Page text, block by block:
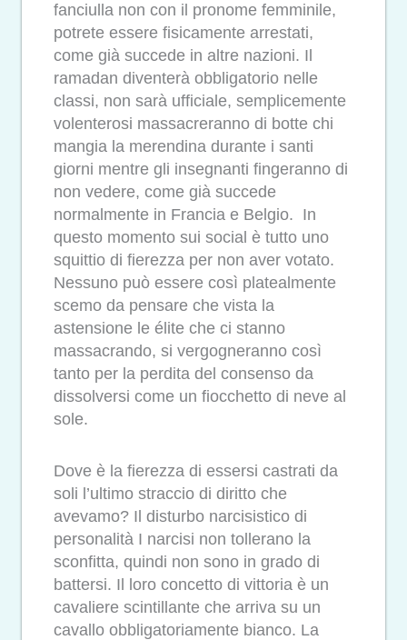
fanciulla non con il pronome femminile,
potrete essere fisicamente arrestati,
come già succede in altre nazioni. Il
ramadan diventerà obbligatorio nelle
classi, non sarà ufficiale, semplicemente
volenterosi massacreranno di botte chi
mangia la merendina durante i santi
giorni mentre gli insegnanti fingeranno di
non vedere, come già succede
normalmente in Francia e Belgio. In
questo momento sui social è tutto uno
squittio di fierezza per non aver votato.
Nessuno può essere così platealmente
scemo da pensare che vista la
astensione le élite che ci stanno
massacrando, si vergogneranno così
tanto per la perdita del consenso da
dissolversi come un fiocchetto di neve al
sole.
Dove è la fierezza di essersi castrati da
soli l’ultimo straccio di diritto che
avevamo? Il disturbo narcisistico di
personalità I narcisi non tollerano la
sconfitta, quindi non sono in grado di
battersi. Il loro concetto di vittoria è un
cavaliere scintillante che arriva su un
cavallo obbligatoriamente bianco. La